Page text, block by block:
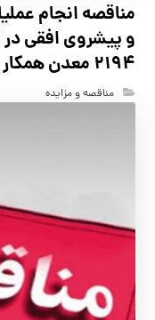
مناقصه انجام
2194 معدن همکار .
مناقصه و مزایده